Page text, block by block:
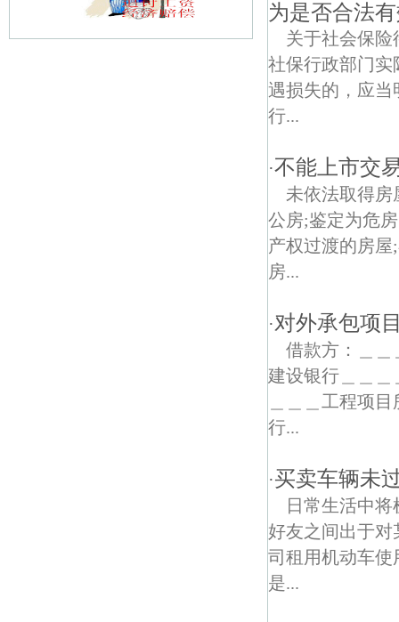
为是否合法
关于社会保
社保行政部门实
遇损失的，应当
行...
·不能上市交
未依法取得
公房;鉴定为危
产权过渡的房
房...
·对外承包项
借款方：＿
建设银行＿＿
＿＿＿工程项
行...
·买卖车辆未
日常生活中
好友之间出于
司租用机动车使
是...